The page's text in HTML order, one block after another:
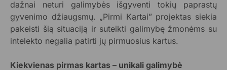
dažnai neturi galimybės išgyventi tokių paprastų
gyvenimo džiaugsmų. „Pirmi Kartai” projektas siekia
pakeisti šią situaciją ir suteikti galimybę žmonėms su
intelekto negalia patirti jų pirmuosius kartus.
Kiekvienas pirmas kartas – unikali galimybė